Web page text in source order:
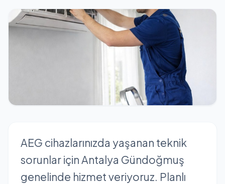
AEG cihazlarınızda yaşanan teknik
sorunlar için Antalya Gündoğmuş
genelinde hizmet veriyoruz. Planlı